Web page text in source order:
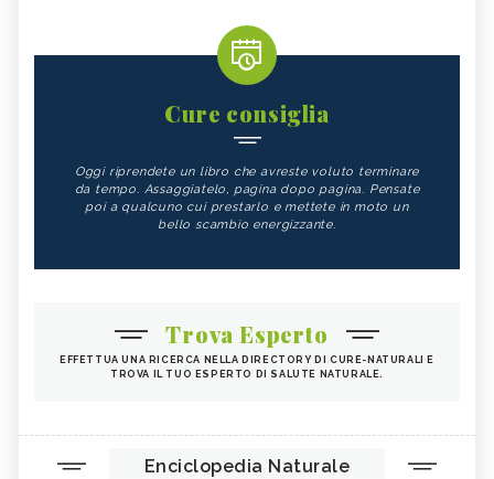
Cure consiglia
Oggi riprendete un libro che avreste voluto terminare
da tempo. Assaggiatelo, pagina dopo pagina. Pensate
poi a qualcuno cui prestarlo e mettete in moto un
bello scambio energizzante.
Trova Esperto
EFFETTUA UNA RICERCA NELLA DIRECTORY DI CURE-NATURALI E
TROVA IL TUO ESPERTO DI SALUTE NATURALE.
Enciclopedia Naturale